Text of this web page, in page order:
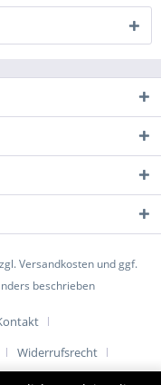
Versandkosten und ggf.
beschrieben
Widerrufsrecht